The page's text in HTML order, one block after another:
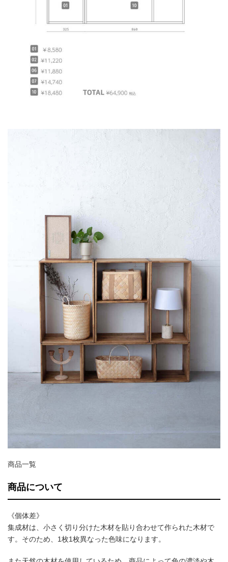
商品一覧
商品について
《個体差》
集成材は、小さく切り分けた木材を貼り合わせて作られた木材で
す。そのため、1枚1枚異なった色味になります。